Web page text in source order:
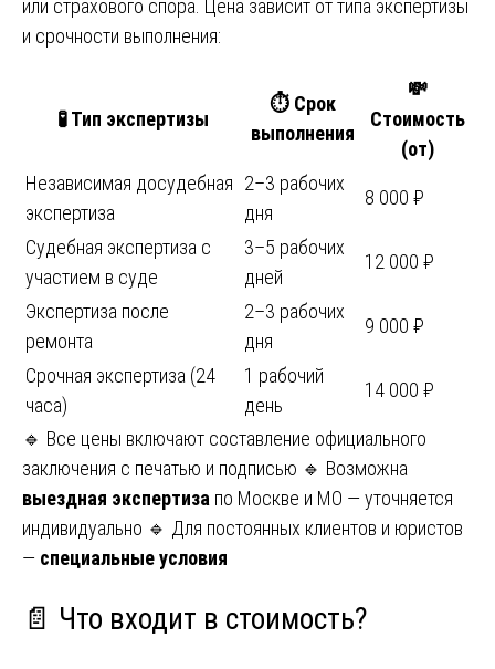
или страхового спора. Цена зависит от типа экспертизы
и срочности выполнения:
🧪 Тип экспертизы
⏱️ Срок
выполнения
💸
Стоимость
(от)
Независимая досудебная
экспертиза
2–3 рабочих
дня
8 000 ₽
Судебная экспертиза с
участием в суде
3–5 рабочих
дней
12 000 ₽
Экспертиза после
ремонта
2–3 рабочих
дня
9 000 ₽
Срочная экспертиза (24
часа)
1 рабочий
день
14 000 ₽
🔹 Все цены включают составление официального
заключения с печатью и подписью 🔹 Возможна
выездная экспертиза по Москве и МО — уточняется
индивидуально 🔹 Для постоянных клиентов и юристов
— специальные условия
📄 Что входит в стоимость?